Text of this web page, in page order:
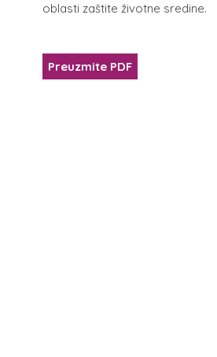
oblasti zaštite životne sredine.
Preuzmite PDF